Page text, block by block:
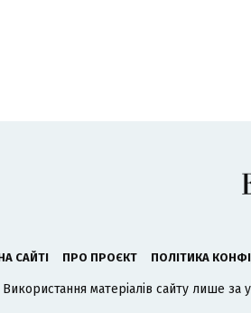
САЙТІ ПРО ПРОЄКТ ПОЛІТИКА
Використання матеріалів сайту лише